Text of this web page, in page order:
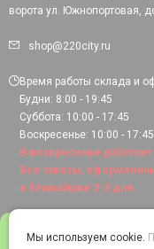
ворота ул. Южнопортовая,
shop@220city.ru
Время работы склада и
Будни: 8:00 - 19:45
Суббота: 10:00 - 17:45
Воскресенье: 10:00 - 17:45.
В воскресенье
Все заказы,
в ближайшие 2-3 дня.
Мы используем cookie.